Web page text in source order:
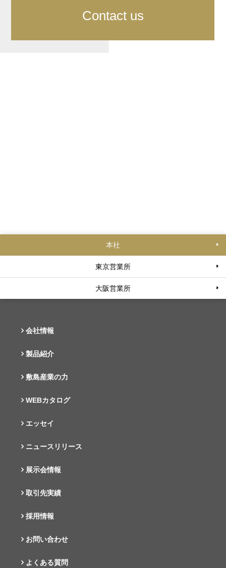
Contact us
本社
東京営業所
大阪営業所
会社情報
製品紹介
敷島産業の力
WEBカタログ
エッセイ
ニュースリリース
展示会情報
取引先実績
採用情報
お問い合わせ
よくある質問